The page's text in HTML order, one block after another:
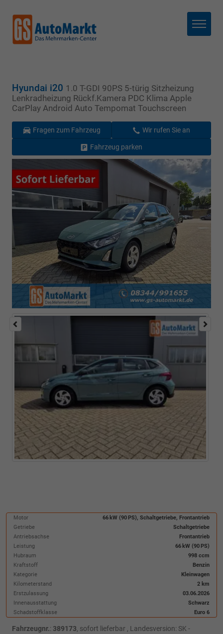
Menü
Hyundai i20 1.0 T-GDI 90PS 5-türig Sitzheizung
Lenkradheizung Rückf.Kamera PDC Klima Apple
CarPlay Android Auto Tempomat Touchscreen
Fragen zum Fahrzeug Wir rufen Sie an
Fahrzeug parken
Motor
66 kW (90 PS), Schaltgetriebe, Frontantrieb
Getriebe
Schaltgetriebe
Antriebsachse
Frontantrieb
Leistung
66 kW (90 PS)
Hubraum
998 ccm
Kraftstoff
Benzin
Kategorie
Kleinwagen
Kilometerstand
2 km
Erstzulassung
03.06.2026
Innenausstattung
Schwarz
Schadstoffklasse
Euro 6
Fahrzeugnr.: 389173, sofort lieferbar , Landesversion: SK -